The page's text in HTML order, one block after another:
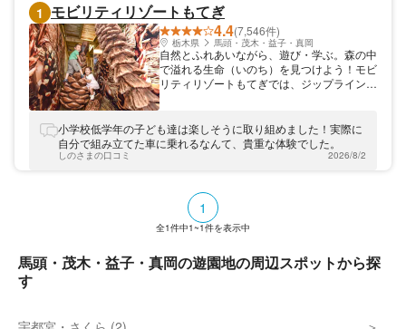
1 モビリティリゾートもてぎ
4.4(7,546件)
栃木県 馬頭・茂木・益子・真岡
自然とふれあいながら、遊び・学ぶ。森の中
で溢れる生命（いのち）を見つけよう！モビ
リティリゾートもてぎでは、ジップラインを
ンジできるアスレチックや立体迷路、子ども
が自由に操れるクルマやバイクのアトラクシ
ョンがいっぱい。モビパークは、そんな子ど
で、ファミリーにもおすすめです。
小学校低学年の子ども達は楽しそうに取り組めました！実際に
自分で組み立てた車に乗れるなんて、貴重な体験でした。
しのさまの口コミ 2026/8/2
1
全1件中1~1件を表示中
馬頭・茂木・益子・真岡の遊園地の周辺スポットから探
す